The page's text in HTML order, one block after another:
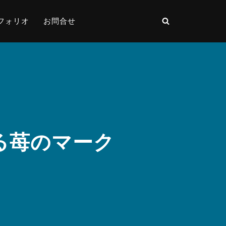
ォリオ お問合せ
苺のマーク